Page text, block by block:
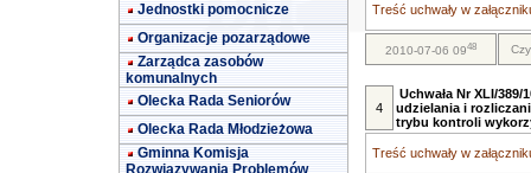
Jednostki pomocnicze
Organizacje pozarządowe
Zarządca zasobów
komunalnych
Olecka Rada Seniorów
Olecka Rada Młodzieżowa
Gminna Komisja
Rozwiązywania Problemów
Treść uchwały w
2010-07-06 0948
4
Uchwała Nr XLI/
udzielania i
trybu kontroli
Treść uchwały w